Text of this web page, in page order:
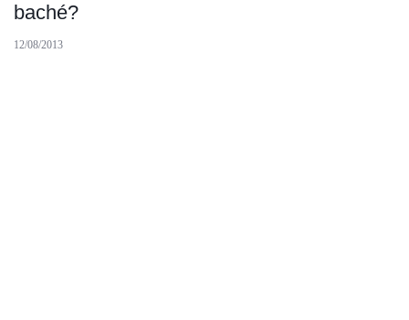
baché?
12/08/2013